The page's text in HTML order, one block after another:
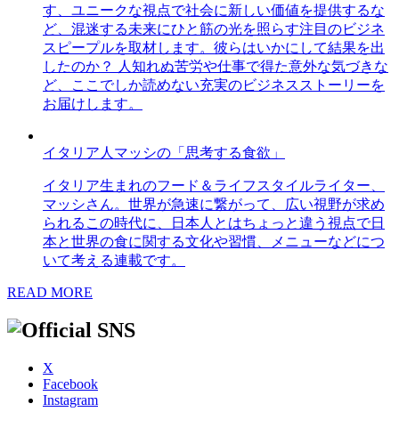
す、ユニークな視点で社会に新しい価値を提供するな
ど、混迷する未来にひと筋の光を照らす注目のビジネ
スピープルを取材します。彼らはいかにして結果を出
したのか？ 人知れぬ苦労や仕事で得た意外な気づきな
ど、ここでしか読めない充実のビジネスストーリーを
お届けします。
イタリア人マッシの「思考する食欲」
イタリア生まれのフード＆ライフスタイルライター、
マッシさん。世界が急速に繋がって、広い視野が求め
られるこの時代に、日本人とはちょっと違う視点で日
本と世界の食に関する文化や習慣、メニューなどにつ
いて考える連載です。
READ MORE
X
Facebook
Instagram